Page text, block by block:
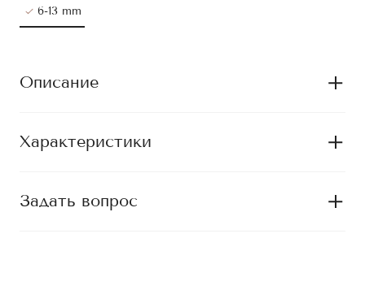
6-13 mm
Описание
Характеристики
Задать вопрос